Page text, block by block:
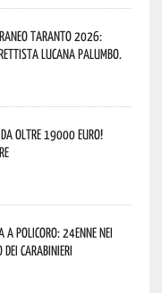
Taranto 2026:
lucana Palumbo.
oltre 19000 Euro!
a Policoro: 24enne nei
Carabinieri